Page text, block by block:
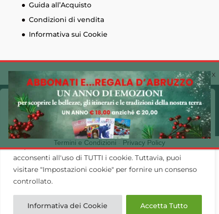
Cookie Policy 🍪
Utilizziamo i cookie sul nostro sito Web per offrirti
l'esperienza più pertinente ricordando le tue preferenze
e ripetendo le visite. Cliccando su "Accetta tutto",
acconsenti all'uso di TUTTI i cookie. Tuttavia, puoi
visitare "Impostazioni cookie" per fornire un consenso
controllato.
Informativa dei Cookie Accetta Tutto
Guida all’Acquisto
Condizioni di vendita
Informativa sui Cookie
© Edizioni Menabò. Iscrizione al registro delle
imprese di Chieti n. 93573 - Capitale sociale
30.600,00 € - P.I. 01525690697 Made by
CLAC!
Termini e Condizioni Privacy Policy